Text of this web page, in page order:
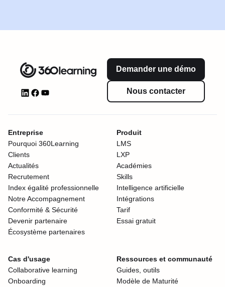
Demander une démo
Nous contacter
Entreprise
Pourquoi 360Learning
Clients
Actualités
Recrutement
Index égalité professionnelle
Notre Accompagnement
Conformité & Sécurité
Devenir partenaire
Écosystème partenaires
Produit
LMS
LXP
Académies
Skills
Intelligence artificielle
Intégrations
Tarif
Essai gratuit
Cas d'usage
Collaborative learning
Onboarding
Ressources et communauté
Guides, outils
Modèle de Maturité